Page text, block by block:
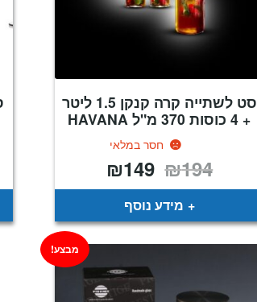
סט לשתייה קרה קנקן 1.5 ליטר
+ 4 כוסות 370 מ"ל HAVANA
חסר במלאי
₪194 המחיר
המקורי
היה:
₪149
הוא:
מידע נוסף
מבצע!